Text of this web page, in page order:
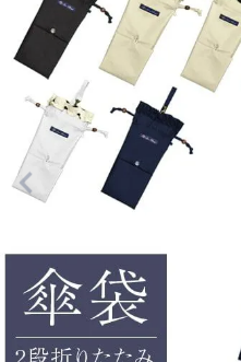
お問い合わせ
ご利用ガイド
商
折り